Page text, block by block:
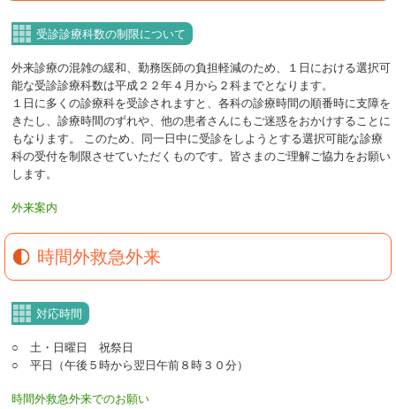
受診診療科数の制限について
外来診療の混雑の緩和、勤務医師の負担軽減のため、１日における選択可
能な受診診療科数は平成２２年４月から２科までとなります。
１日に多くの診療科を受診されますと、各科の診療時間の順番時に支障を
きたし、診療時間のずれや、他の患者さんにもご迷惑をおかけすることに
もなります。 このため、同一日中に受診をしようとする選択可能な診療
科の受付を制限させていただくものです。皆さまのご理解ご協力をお願い
します。
外来案内
時間外救急外来
対応時間
○ 土・日曜日 祝祭日
○ 平日（午後５時から翌日午前８時３０分）
時間外救急外来でのお願い